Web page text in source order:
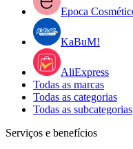
Epoca
KaBuM!
AliExpress
Todas as marcas
Todas as categorias
Todas as subcategorias
Serviços e benefícios